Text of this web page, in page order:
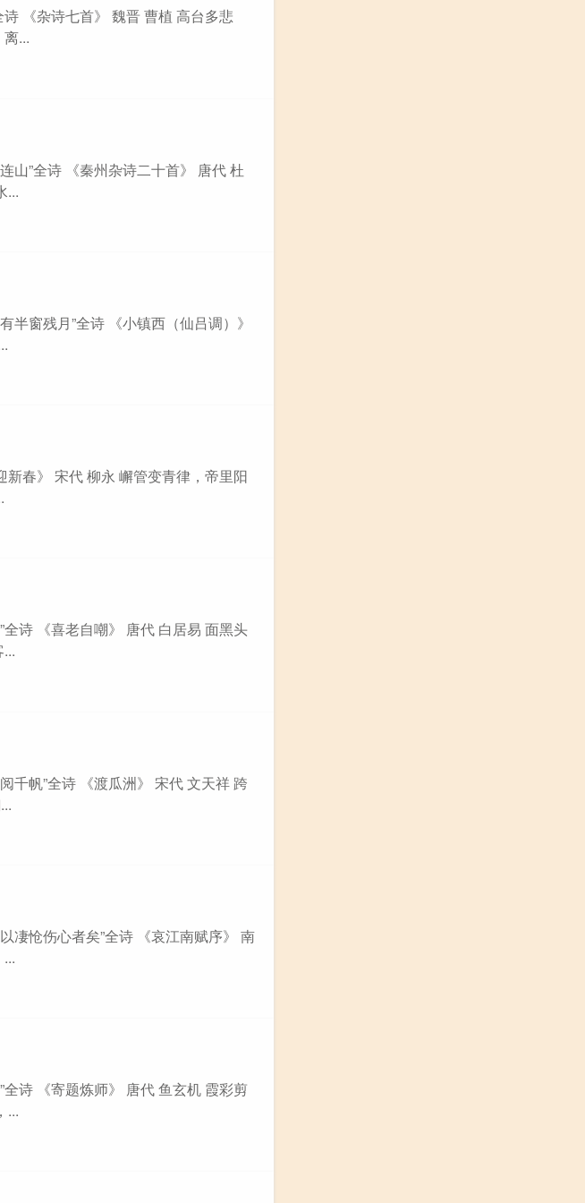
《杂诗七首》 魏晋 曹植 高台多悲
...
山”全诗 《秦州杂诗二十首》 唐代 杜
...
半窗残月”全诗 《小镇西（仙吕调）》
新春》 宋代 柳永 嶰管变青律，帝里阳
诗 《喜老自嘲》 唐代 白居易 面黑头
千帆”全诗 《渡瓜洲》 宋代 文天祥 跨
凄怆伤心者矣”全诗 《哀江南赋序》 南
诗 《寄题炼师》 唐代 鱼玄机 霞彩剪
...